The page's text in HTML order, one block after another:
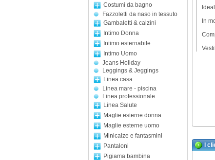
Costumi da bagno
Fazzoletti da naso in tessuto
Gambaletti & calzini
Intimo Donna
Intimo esternabile
Intimo Uomo
Jeans Holiday
Leggings & Jeggings
Linea casa
Linea mare - piscina
Linea professionale
Linea Salute
Maglie esterne donna
Maglie esterne uomo
Minicalze e fantasmini
Pantaloni
Pigiama bambina
In
I